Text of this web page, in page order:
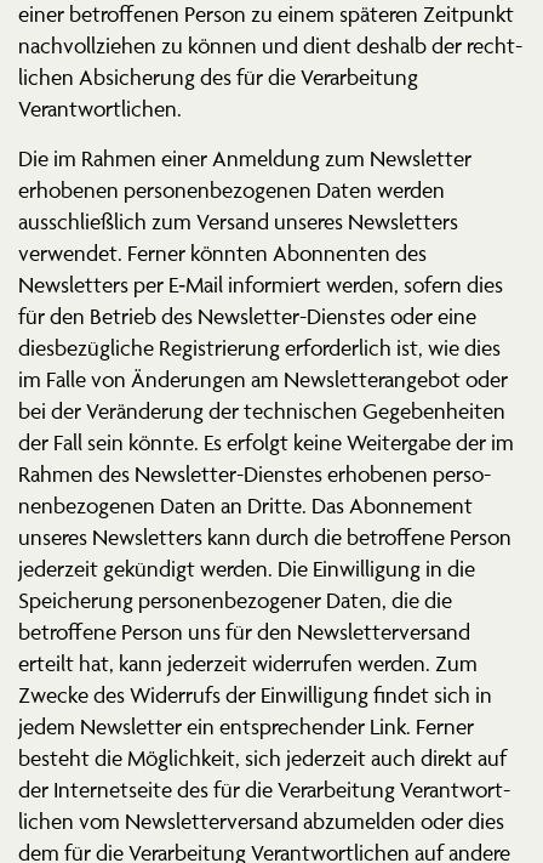
einer betrof­fenen Person zu einem späteren Zeitpunkt
nachvoll­ziehen zu können und dient deshalb der recht­
lichen Absicherung des für die Verar­beitung
Verantwortlichen.
Die im Rahmen einer Anmeldung zum Newsletter
erhobenen perso­nen­be­zo­genen Daten werden
ausschließlich zum Versand unseres Newsletters
verwendet. Ferner könnten Abonnenten des
Newsletters per E‑Mail infor­miert werden, sofern dies
für den Betrieb des Newsletter-Dienstes oder eine
diesbe­züg­liche Regis­trierung erfor­derlich ist, wie dies
im Falle von Änderungen am Newslet­ter­an­gebot oder
bei der Verän­derung der techni­schen Gegeben­heiten
der Fall sein könnte. Es erfolgt keine Weitergabe der im
Rahmen des Newsletter-Dienstes erhobenen perso­
nen­be­zo­genen Daten an Dritte. Das Abonnement
unseres Newsletters kann durch die betroffene Person
jederzeit gekündigt werden. Die Einwil­ligung in die
Speicherung perso­nen­be­zo­gener Daten, die die
betroffene Person uns für den Newslet­ter­versand
erteilt hat, kann jederzeit wider­rufen werden. Zum
Zwecke des Widerrufs der Einwil­ligung findet sich in
jedem Newsletter ein entspre­chender Link. Ferner
besteht die Möglichkeit, sich jederzeit auch direkt auf
der Inter­net­seite des für die Verar­beitung Verant­wort­
lichen vom Newslet­ter­versand abzumelden oder dies
dem für die Verar­beitung Verant­wort­lichen auf andere